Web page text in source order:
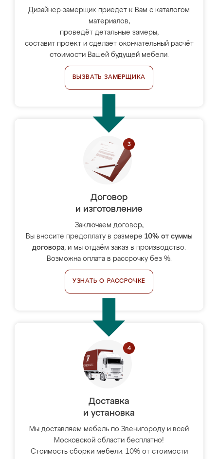
Дизайнер-замерщик приедет к Вам с каталогом
материалов,
проведёт детальные замеры,
составит проект и сделает окончательный расчёт
стоимости Вашей будущей мебели.
ВЫЗВАТЬ ЗАМЕРЩИКА
Договор
и изготовление
Заключаем договор,
Вы вносите предоплату в размере 10% от суммы
договора, и мы отдаём заказ в производство.
Возможна оплата в рассрочку без %.
УЗНАТЬ О РАССРОЧКЕ
Доставка
и установка
Мы доставляем мебель по Звенигороду и всей
Московской области бесплатно!
Стоимость сборки мебели: 10% от стоимости